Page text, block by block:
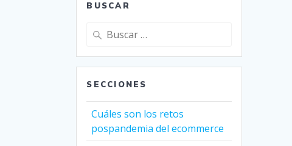
BUSCAR
Buscar:
SECCIONES
Cuáles son los retos
pospandemia del ecommerce